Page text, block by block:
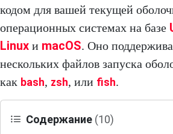
кодом для вашей текущей
операционных системах на базе
Linux и macOS. Оно
нескольких файлов запуска
как bash, zsh, или fish.
Содержание (10)